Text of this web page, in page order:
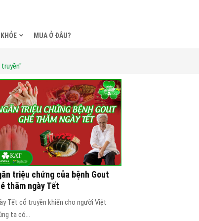
MUA Ở ĐÂU?
triệu chứng của bệnh Gout
thăm ngày Tết
Tết cổ truyền khiến cho người Việt
ta có...